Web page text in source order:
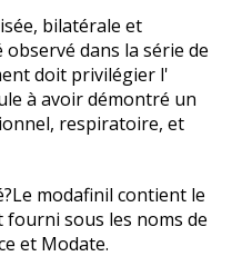
bilatérale et
dans la série de
doit privilégier l'
à avoir démontré un
respiratoire, et
modafinil contient le
fourni sous les noms de
et Modate.